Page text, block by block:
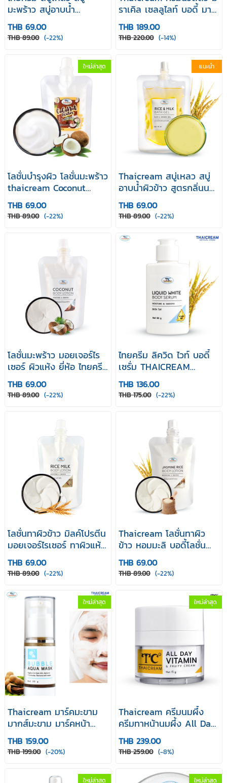
มะพร้าว สบู่อาบน้ำ
Thaicream Coconut
Water Bath Gel 80 ml
THB 69.00
THB 89.00 (-22%)
ราเคิล เซลลูไลท์ บอดี้ มาส
สาจ ครีม ครีมนวดผิว ครีม
นวดตัวสปา Miracle
Cellulite Body Massage
THB 189.00
THB 220.00 (-14%)
ใหม่ล่าสุด
โลชั่นบำรุงผิว โลชั่นมะพร้าว
thaicream Coconut
Water Lotion 80g สูตร
น้ำมันมะพร้าว ทาผิว บำรุง
ผิวแห้ง โลชั่นทาผิวหอม
ครีม โลชั่นซอง
THB 69.00
THB 89.00 (-22%)
แนะนำ
Thaicream สบู่เหลว สบู่
อาบน้ำผิวข้าว สูตรกลิ่นนม
ข้าว ไทยครีม Rice & Milk
Bath Gel 80ml
THB 69.00
THB 89.00 (-22%)
โลชั่นมะพร้าว มอยเจอร์ไร
เซอร์ ผิวแห้ง ยี่ห้อ ไทยครีม
บำรุงผิว thaicream
Coconut Body Lotion
THB 69.00
THB 89.00 (-22%)
ไทยครีม ลิควิด ไวท์ บอดี้
เซรั่ม THAICREAM
LIQUID WHITE BODY
SERUM
THB 136.00
THB 175.00 (-22%)
โลชั่นทาผิวข้าว มิลค์โปรตีน
มอยเจอร์ไรเซอร์ ทาผิวแห้ง
ยี่ห้อไทยครีม Thaicream
Rice Milk Body Lotion
THB 69.00
THB 89.00 (-22%)
Thaicream โลชั่นทาผิว
ข้าว หอมมะลิ บอดี้โลชั่น
โลชั่นผิวข้าว หอมมะลิ
Miracle Jasmine Rice
Body Lotion
THB 69.00
THB 89.00 (-22%)
ใหม่ล่าสุด
Thaicream มาร์คมะขาม
มากส์มะขาม มาร์คหน้า
บับเบิ้ล อควา มาส์ค ไทย
ครีม Bubble Aqua Mask
30g
THB 159.00
THB 199.00 (-20%)
ใหม่ล่าสุด
Thaicream ครีมนมผึ้ง
ครีมทาหน้านมผึ้ง All Day
Vitamin & Fruity Cream
ออล เดย์ วิตามิน แอนด์ ฟ
รุ๊ตตี้ ครีม 15g
THB 239.00
THB 259.00 (-8%)
ใหม่ล่าสุด ใหม่ล่าสุด